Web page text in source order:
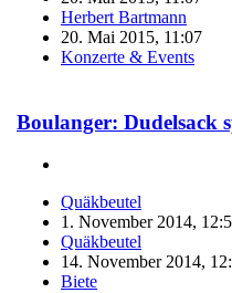
Herbert Bartmann
20. Mai 2015, 11:07
Konzerte & Events
Boulanger: Dudelsack
Quäkbeutel
1. November 2014,
Quäkbeutel
14. November 2014,
Biete